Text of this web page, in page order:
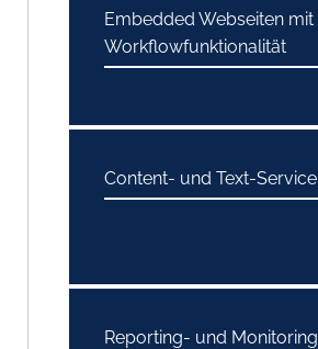
Embedded Webseiten mit
Workflowfunktionalität
Content- und Text-Service
Reporting- und Monitoring